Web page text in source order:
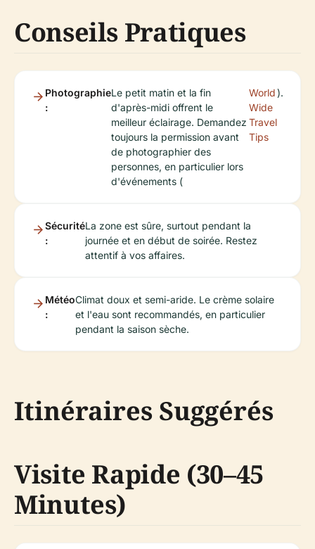
Conseils Pratiques
Photographie
:
Le petit matin et la fin
d'après-midi offrent le
meilleur éclairage. Demandez
toujours la permission avant
de photographier des
personnes, en particulier lors
d'événements (
World
Wide
Travel
Tips
).
Sécurité
:
La zone est sûre, surtout pendant la
journée et en début de soirée. Restez
attentif à vos affaires.
Météo
:
Climat doux et semi-aride. Le crème solaire
et l'eau sont recommandés, en particulier
pendant la saison sèche.
Itinéraires Suggérés
Visite Rapide (30–45
Minutes)